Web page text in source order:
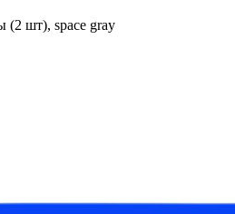
шт), space gray